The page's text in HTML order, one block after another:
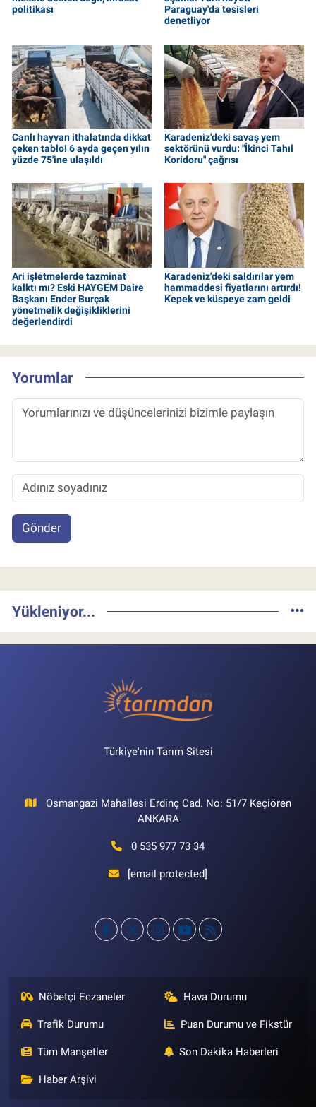
politikası
Paraguay'da tesisleri
denetliyor
Canlı hayvan ithalatında dikkat
çeken tablo! 6 ayda geçen yılın
yüzde 75'ine ulaşıldı
Karadeniz'deki savaş yem
sektörünü vurdu: "İkinci Tahıl
Koridoru" çağrısı
Ari işletmelerde tazminat
kalktı mı? Eski HAYGEM Daire
Başkanı Ender Burçak
yönetmelik değişikliklerini
değerlendirdi
Karadeniz'deki saldırılar yem
hammaddesi fiyatlarını artırdı!
Kepek ve küspeye zam geldi
Yorumlar
Gönder
Yükleniyor...
Türkiye'nin Tarım Sitesi
Osmangazi Mahallesi Erdinç Cad. No: 51/7 Keçiören
ANKARA
0 535 977 73 34
[email protected]
Nöbetçi Eczaneler Hava Durumu
Trafik Durumu Puan Durumu ve Fikstür
Tüm Manşetler Son Dakika Haberleri
Haber Arşivi